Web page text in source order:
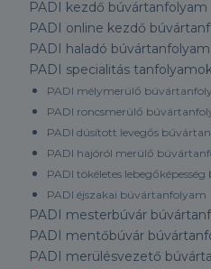
PADI kezdő búvártanfolyam
PADI online kezdő
PADI haladó búvártanfolyam
PADI specialitás
PADI mélymerülő
PADI roncsmerülő
PADI dúsított levegős
PADI hajóról merülő
PADI tökéletes
PADI éjszakai búvártanfolyam
PADI mesterbúvár
PADI mentőbúvár
PADI merülésvezető